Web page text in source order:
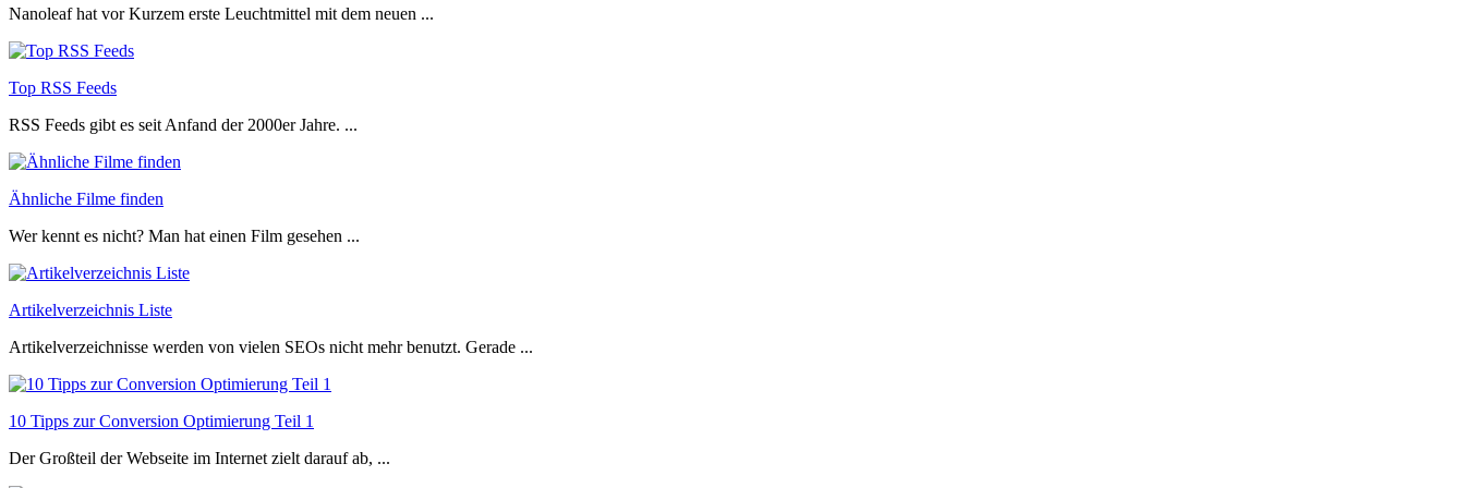
Nanoleaf hat vor Kurzem erste Leuchtmittel mit dem neuen ...
Top RSS Feeds
RSS Feeds gibt es seit Anfand der 2000er Jahre. ...
Ähnliche Filme finden
Wer kennt es nicht? Man hat einen Film gesehen ...
Artikelverzeichnis Liste
Artikelverzeichnisse werden von vielen SEOs nicht mehr benutzt. Gerade ...
10 Tipps zur Conversion Optimierung Teil 1
Der Großteil der Webseite im Internet zielt darauf ab, ...